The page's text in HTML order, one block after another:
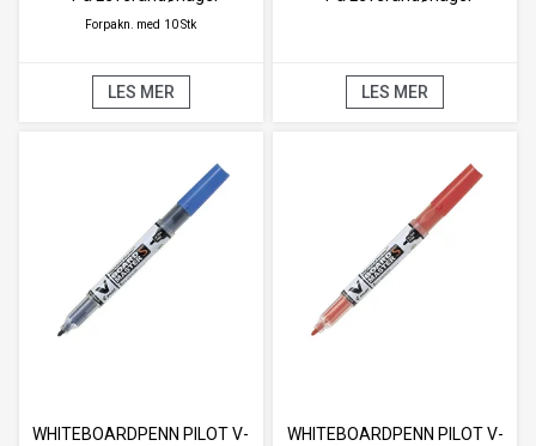
Forpakn. med 10 Stk
LES MER LES MER
WHITEBOARDPENN PILOT V-
WHITEBOARDPENN PILOT V-